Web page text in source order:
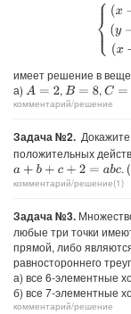
(x −y) (
имеет решение в
а) A= 2 , B= 8 , C= 6
комментарий/решение
Задача №2.
положительных
a+b+c +2 =abc .
комментарий/решение(1)
Задача №3.
любые три точки
прямой, либо
равностороннего
а) все 6-элементные
б) все 7-элементные
комментарий/решение